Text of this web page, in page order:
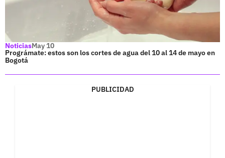
NoticiasMay 10
Prográmate: estos son los cortes de agua del 10 al 14 de mayo en
Bogotá
PUBLICIDAD